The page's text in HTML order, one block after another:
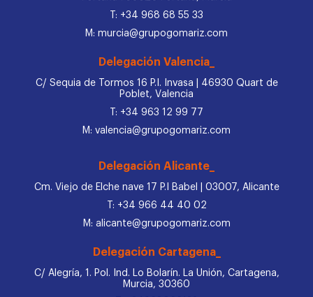
T: +34 968 68 55 33
M: murcia@grupogomariz.com
Delegación Valencia_
C/ Sequia de Tormos 16 P.I. Invasa | 46930 Quart de
Poblet, Valencia
T: +34 963 12 99 77
M: valencia@grupogomariz.com
Delegación Alicante_
Cm. Viejo de Elche nave 17 P.I Babel | 03007, Alicante
T: +34 966 44 40 02
M: alicante@grupogomariz.com
Delegación Cartagena_
C/ Alegría, 1. Pol. Ind. Lo Bolarín. La Unión, Cartagena,
Murcia, 30360